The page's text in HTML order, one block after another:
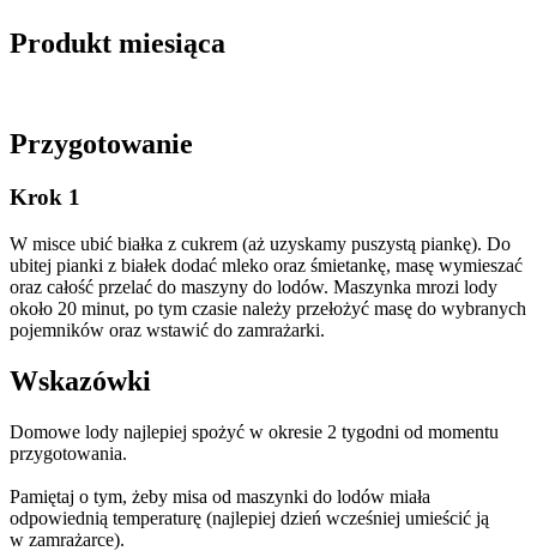
Produkt miesiąca
Przygotowanie
Krok 1
W misce ubić białka z cukrem (aż uzyskamy puszystą piankę). Do
ubitej pianki z białek dodać mleko oraz śmietankę, masę wymieszać
oraz całość przelać do maszyny do lodów. Maszynka mrozi lody
około 20 minut, po tym czasie należy przełożyć masę do wybranych
pojemników oraz wstawić do zamrażarki.
Wskazówki
Domowe lody najlepiej spożyć w okresie 2 tygodni od momentu
przygotowania.
Pamiętaj o tym, żeby misa od maszynki do lodów miała
odpowiednią temperaturę (najlepiej dzień wcześniej umieścić ją
w zamrażarce).